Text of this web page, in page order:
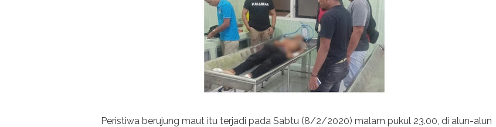
Peristiwa berujung maut itu terjadi pada Sabtu (8/2/2020) malam pukul 23.00, di alun-alun